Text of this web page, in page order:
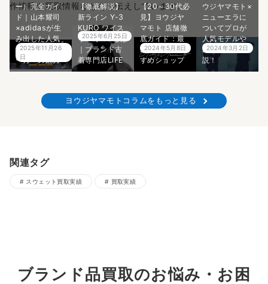
作情報や買取情報などをお伝えしています。
ー）完全ガイ
ド｜山本耀司
×adidasが生
み出した人気
モデル・スニ
ーカーの魅力
2025年11月26
日
【徹底解説】
新ライン Y-3
KURO ワイス
リー クロ とは
｜ブランド古
着専門店LIFE
2025年6月25日
【20～30代必
見】ヨウジヤ
マモト 店舗徹
底ガイド：最
新情報＆おす
すめショップ
2024年5月8日
ウジヤマモト×
ニューエラに
ついてプロが
人気モデルや
歴史を5分で解
説！
2024年3月2日
ヨウジヤマモトコラムをもっと見る
関連タグ
スウェット買取実績 買取実績
ブランド品買取のお悩み・お困